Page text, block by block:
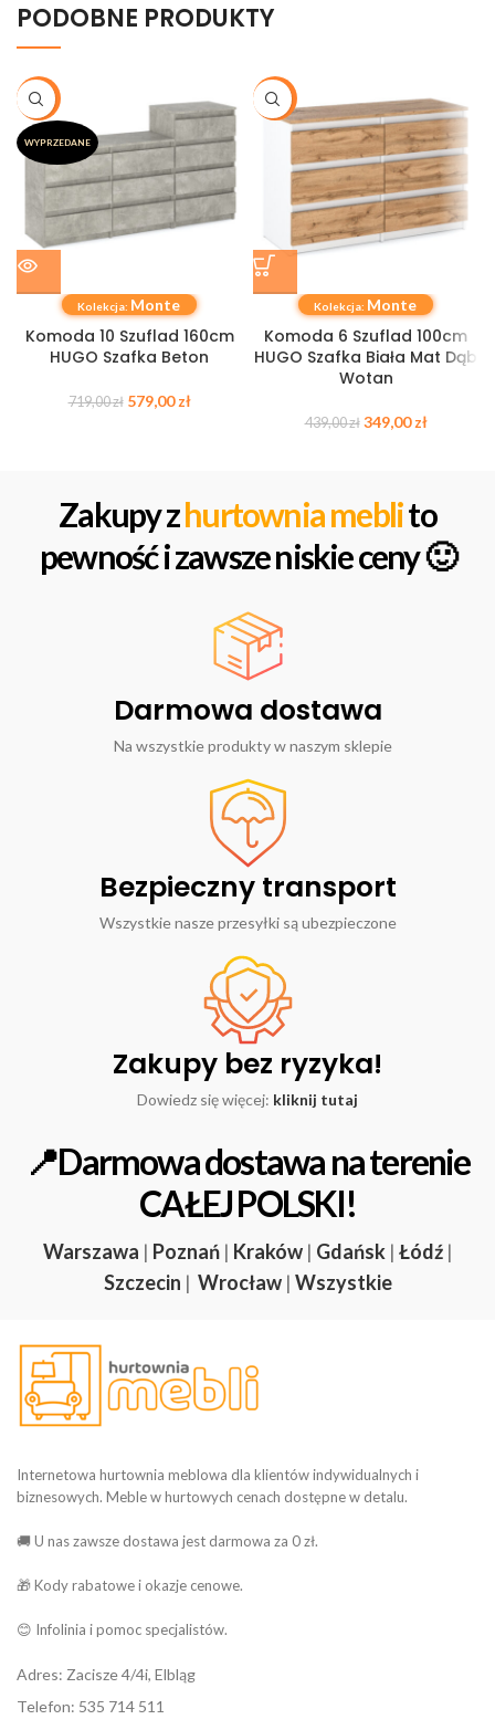
PODOBNE PRODUKTY
-19%
WYPRZEDANE
Kolekcja: Monte
Komoda 10 Szuflad 160cm
HUGO Szafka Beton
719,00zł 579,00zł
-21%
Kolekcja: Monte
Komoda 6 Szuflad 100cm
HUGO Szafka Biała Mat Dąb
Wotan
439,00zł 349,00zł
Zakupy zhurtownia meblito
pewność i zawsze niskie ceny 🙂
Darmowa dostawa
Na wszystkie produkty w naszym sklepie
Bezpieczny transport
Wszystkie nasze przesyłki są ubezpieczone
Zakupy bez ryzyka!
Dowiedz się więcej: kliknij tutaj
📍Darmowa dostawa na terenie
CAŁEJ POLSKI!
Warszawa | Poznań | Kraków | Gdańsk | Łódź |
Szczecin | Wrocław | Wszystkie
Internetowa hurtownia meblowa dla klientów indywidualnych i
biznesowych. Meble w hurtowych cenach dostępne w detalu.
🚚 U nas zawsze dostawa jest darmowa za 0 zł.
🎁 Kody rabatowe i okazje cenowe.
😊 Infolinia i pomoc specjalistów.
Adres: Zacisze 4/4i, Elbląg
Telefon: 535 714 511